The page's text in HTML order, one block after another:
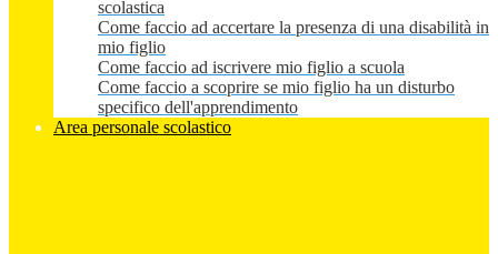
scolastica
Come faccio ad accertare la presenza di una disabilità in
mio figlio
Come faccio ad iscrivere mio figlio a scuola
Come faccio a scoprire se mio figlio ha un disturbo
specifico dell'apprendimento
Area personale scolastico